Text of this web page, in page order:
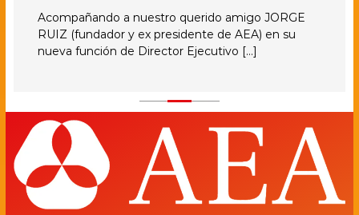
Acompañando a nuestro querido amigo JORGE
RUIZ (fundador y ex presidente de AEA) en su
nueva función de Director Ejecutivo […]